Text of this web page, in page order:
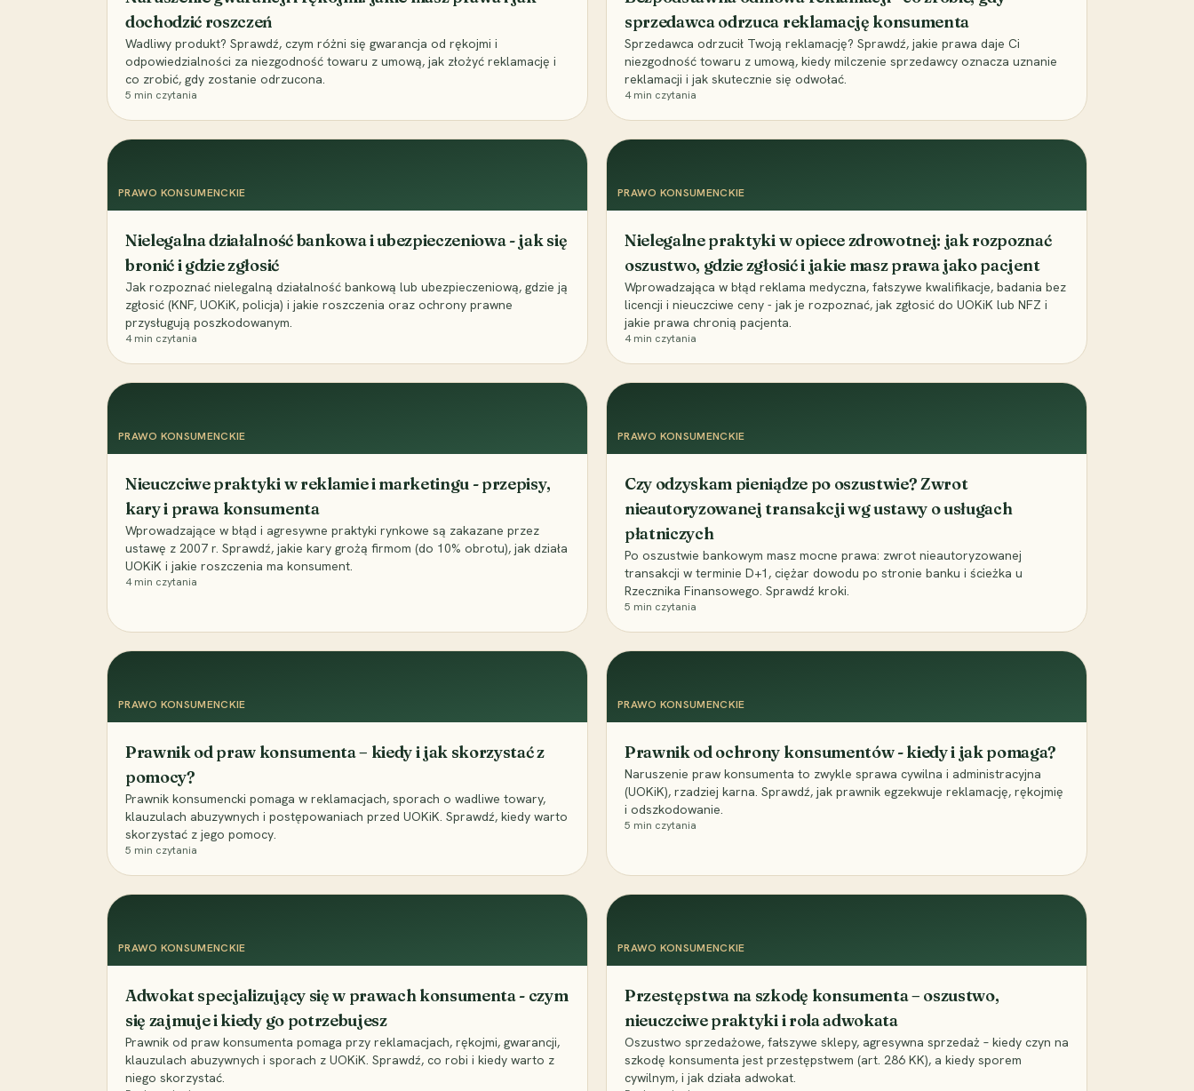
dochodzić roszczeń
Wadliwy produkt? Sprawdź, czym różni się gwarancja od rękojmi i
odpowiedzialności za niezgodność towaru z umową, jak złożyć reklamację i
co zrobić, gdy zostanie odrzucona.
5 min czytania
sprzedawca odrzuca reklamację konsumenta
Sprzedawca odrzucił Twoją reklamację? Sprawdź, jakie prawa daje Ci
niezgodność towaru z umową, kiedy milczenie sprzedawcy oznacza uznanie
reklamacji i jak skutecznie się odwołać.
4min czytania
PRAWO KONSUMENCKIE
Nielegalna działalność bankowa i ubezpieczeniowa - jak się
bronić i gdzie zgłosić
Jak rozpoznać nielegalną działalność bankową lub ubezpieczeniową, gdzie ją
zgłosić (KNF, UOKiK, policja) i jakie roszczenia oraz ochrony prawne
przysługują poszkodowanym.
4min czytania
PRAWO KONSUMENCKIE
Nielegalne praktyki w opiece zdrowotnej: jak rozpoznać
oszustwo, gdzie zgłosić i jakie masz prawa jako pacjent
Wprowadzająca w błąd reklama medyczna, fałszywe kwalifikacje, badania bez
licencji i nieuczciwe ceny - jak je rozpoznać, jak zgłosić do UOKiK lub NFZ i
jakie prawa chronią pacjenta.
4min czytania
PRAWO KONSUMENCKIE
Nieuczciwe praktyki w reklamie i marketingu - przepisy,
kary i prawa konsumenta
Wprowadzające w błąd i agresywne praktyki rynkowe są zakazane przez
ustawę z 2007 r. Sprawdź, jakie kary grożą firmom (do 10% obrotu), jak działa
UOKiK i jakie roszczenia ma konsument.
4min czytania
PRAWO KONSUMENCKIE
Czy odzyskam pieniądze po oszustwie? Zwrot
nieautoryzowanej transakcji wg ustawy o usługach
płatniczych
Po oszustwie bankowym masz mocne prawa: zwrot nieautoryzowanej
transakcji w terminie D+1, ciężar dowodu po stronie banku i ścieżka u
Rzecznika Finansowego. Sprawdź kroki.
5 min czytania
PRAWO KONSUMENCKIE
Prawnik od praw konsumenta – kiedy i jak skorzystać z
pomocy?
Prawnik konsumencki pomaga w reklamacjach, sporach o wadliwe towary,
klauzulach abuzywnych i postępowaniach przed UOKiK. Sprawdź, kiedy warto
skorzystać z jego pomocy.
5 min czytania
PRAWO KONSUMENCKIE
Prawnik od ochrony konsumentów - kiedy i jak pomaga?
Naruszenie praw konsumenta to zwykle sprawa cywilna i administracyjna
(UOKiK), rzadziej karna. Sprawdź, jak prawnik egzekwuje reklamację, rękojmię
i odszkodowanie.
5 min czytania
PRAWO KONSUMENCKIE
Adwokat specjalizujący się w prawach konsumenta - czym
się zajmuje i kiedy go potrzebujesz
Prawnik od praw konsumenta pomaga przy reklamacjach, rękojmi, gwarancji,
klauzulach abuzywnych i sporach z UOKiK. Sprawdź, co robi i kiedy warto z
niego skorzystać.
PRAWO KONSUMENCKIE
Przestępstwa na szkodę konsumenta – oszustwo,
nieuczciwe praktyki i rola adwokata
Oszustwo sprzedażowe, fałszywe sklepy, agresywna sprzedaż – kiedy czyn na
szkodę konsumenta jest przestępstwem (art. 286 KK), a kiedy sporem
cywilnym, i jak działa adwokat.